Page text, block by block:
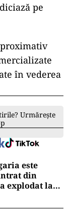
pe
în vederea
Urmărește
este
din
explodat la